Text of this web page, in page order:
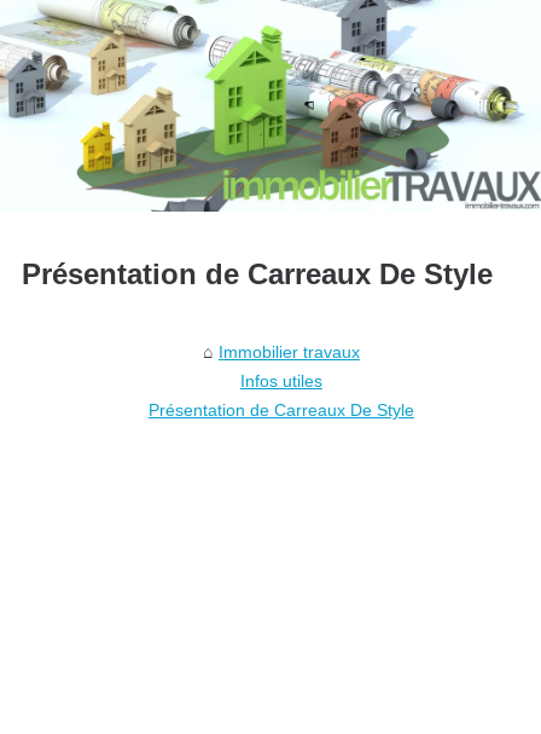
Présentation de Carreaux De Style
Immobilier travaux
Infos utiles
Présentation de Carreaux De Style